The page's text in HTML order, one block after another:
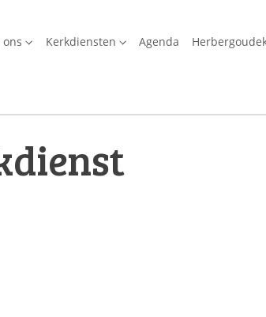
ons Kerkdiensten Agenda